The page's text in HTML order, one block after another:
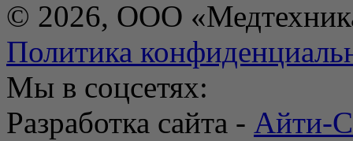
© 2026, ООО
Политика
Мы в соцсетях:
Разработка сайта - Айти-